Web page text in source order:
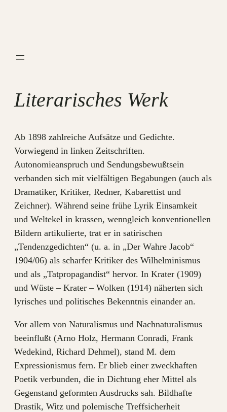
Literarisches Werk
Ab 1898 zahlreiche Aufsätze und Gedichte.
Vorwiegend in linken Zeitschriften.
Autonomieanspruch und Sendungsbewußtsein
verbanden sich mit vielfältigen Begabungen (auch als
Dramatiker, Kritiker, Redner, Kabarettist und
Zeichner). Während seine frühe Lyrik Einsamkeit
und Weltekel in krassen, wenngleich konventionellen
Bildern artikulierte, trat er in satirischen
„Tendenzgedichten“ (u. a. in „Der Wahre Jacob“
1904/06) als scharfer Kritiker des Wilhelminismus
und als „Tatpropagandist“ hervor. In Krater (1909)
und Wüste – Krater – Wolken (1914) näherten sich
lyrisches und politisches Bekenntnis einander an.
Vor allem von Naturalismus und Nachnaturalismus
beeinflußt (Arno Holz, Hermann Conradi, Frank
Wedekind, Richard Dehmel), stand M. dem
Expressionismus fern. Er blieb einer zweckhaften
Poetik verbunden, die in Dichtung eher Mittel als
Gegenstand geformten Ausdrucks sah. Bildhafte
Drastik, Witz und polemische Treffsicherheit